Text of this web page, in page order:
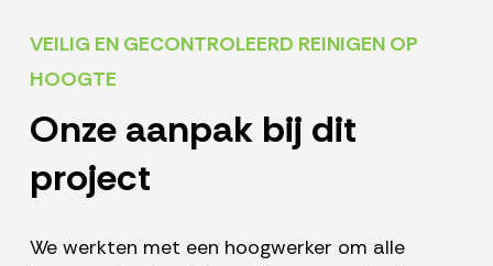
VEILIG EN GECONTROLEERD REINIGEN OP
HOOGTE
Onze aanpak bij dit
project
We werkten met een hoogwerker om alle